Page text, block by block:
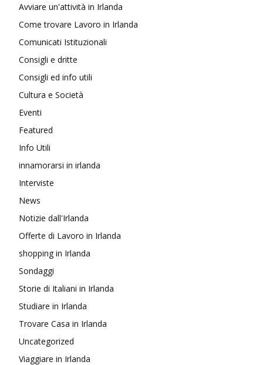
Avviare un'attività in Irlanda
Come trovare Lavoro in Irlanda
Comunicati Istituzionali
Consigli e dritte
Consigli ed info utili
Cultura e Società
Eventi
Featured
Info Utili
innamorarsi in irlanda
Interviste
News
Notizie dall'Irlanda
Offerte di Lavoro in Irlanda
shopping in Irlanda
Sondaggi
Storie di Italiani in Irlanda
Studiare in Irlanda
Trovare Casa in Irlanda
Uncategorized
Viaggiare in Irlanda